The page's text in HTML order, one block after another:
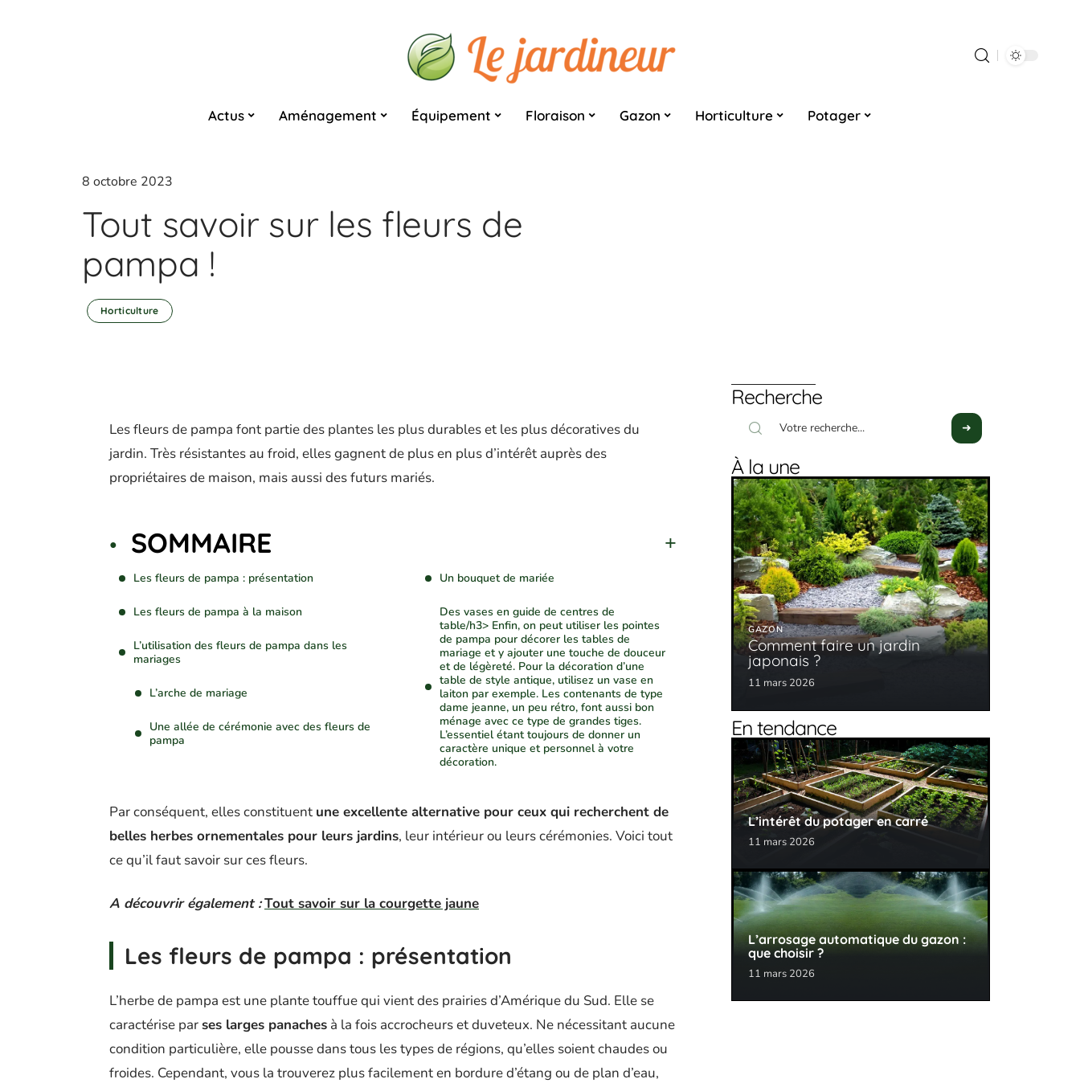
Actus Aménagement Équipement Floraison Gazon Horticulture Potager
8 octobre 2023
Tout savoir sur les fleurs de
pampa !
Horticulture
Les fleurs de pampa font partie des plantes les plus durables et les plus décoratives du
jardin. Très résistantes au froid, elles gagnent de plus en plus d’intérêt auprès des
propriétaires de maison, mais aussi des futurs mariés.
SOMMAIRE
Les fleurs de pampa : présentation
Les fleurs de pampa à la maison
L’utilisation des fleurs de pampa dans les
mariages
L’arche de mariage
Une allée de cérémonie avec des fleurs de
pampa
Un bouquet de mariée
Des vases en guide de centres de
table/h3> Enfin, on peut utiliser les pointes
de pampa pour décorer les tables de
mariage et y ajouter une touche de douceur
et de légèreté. Pour la décoration d’une
table de style antique, utilisez un vase en
laiton par exemple. Les contenants de type
dame jeanne, un peu rétro, font aussi bon
ménage avec ce type de grandes tiges.
L’essentiel étant toujours de donner un
caractère unique et personnel à votre
décoration.
Par conséquent, elles constituent une excellente alternative pour ceux qui recherchent de
belles herbes ornementales pour leurs jardins, leur intérieur ou leurs cérémonies. Voici tout
ce qu’il faut savoir sur ces fleurs.
A découvrir également :Tout savoir sur la courgette jaune
Les fleurs de pampa : présentation
L’herbe de pampa est une plante touffue qui vient des prairies d’Amérique du Sud. Elle se
caractérise parses larges panaches à la fois accrocheurs et duveteux. Ne nécessitant aucune
condition particulière, elle pousse dans tous les types de régions, qu’elles soient chaudes ou
froides. Cependant, vous la trouverez plus facilement en bordure d’étang ou de plan d’eau,
Recherche
À la une
GAZON
Comment faire un jardin
japonais ?
11 mars 2026
En tendance
L’intérêt du potager en carré
11 mars 2026
L’arrosage automatique du gazon :
que choisir ?
11 mars 2026